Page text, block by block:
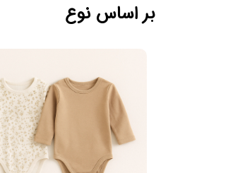
بر اساس نوع